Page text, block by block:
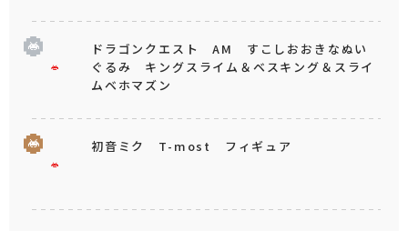
ドラゴンクエスト AM すこしおおきなぬい
ぐるみ キングスライム＆ベスキング＆スライ
ムベホマズン
初音ミク T-most フィギュア